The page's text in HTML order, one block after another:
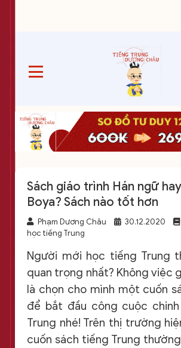
Sách giáo trình Hán ngữ
Boya? Sách nào tốt hơn
Phạm Dương Châu 30.12.2020
học tiếng Trung
Người mới học tiếng Trung
quan trọng nhất? Không việc
là chọn cho mình một cuốn
để bắt đầu công cuộc
Trung nhé! Trên thị trường
cuốn sách tiếng Trung